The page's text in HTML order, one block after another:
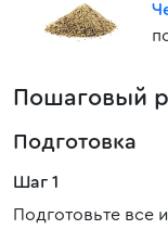
Пошаговый
Подготовка
Шаг 1
Подготовьте все